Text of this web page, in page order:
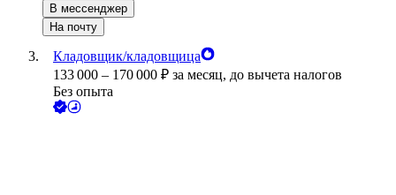
В мессенджер
На почту
Кладовщик/кладовщица
133 000 – 170 000 ₽ за месяц, до вычета налогов
Без опыта